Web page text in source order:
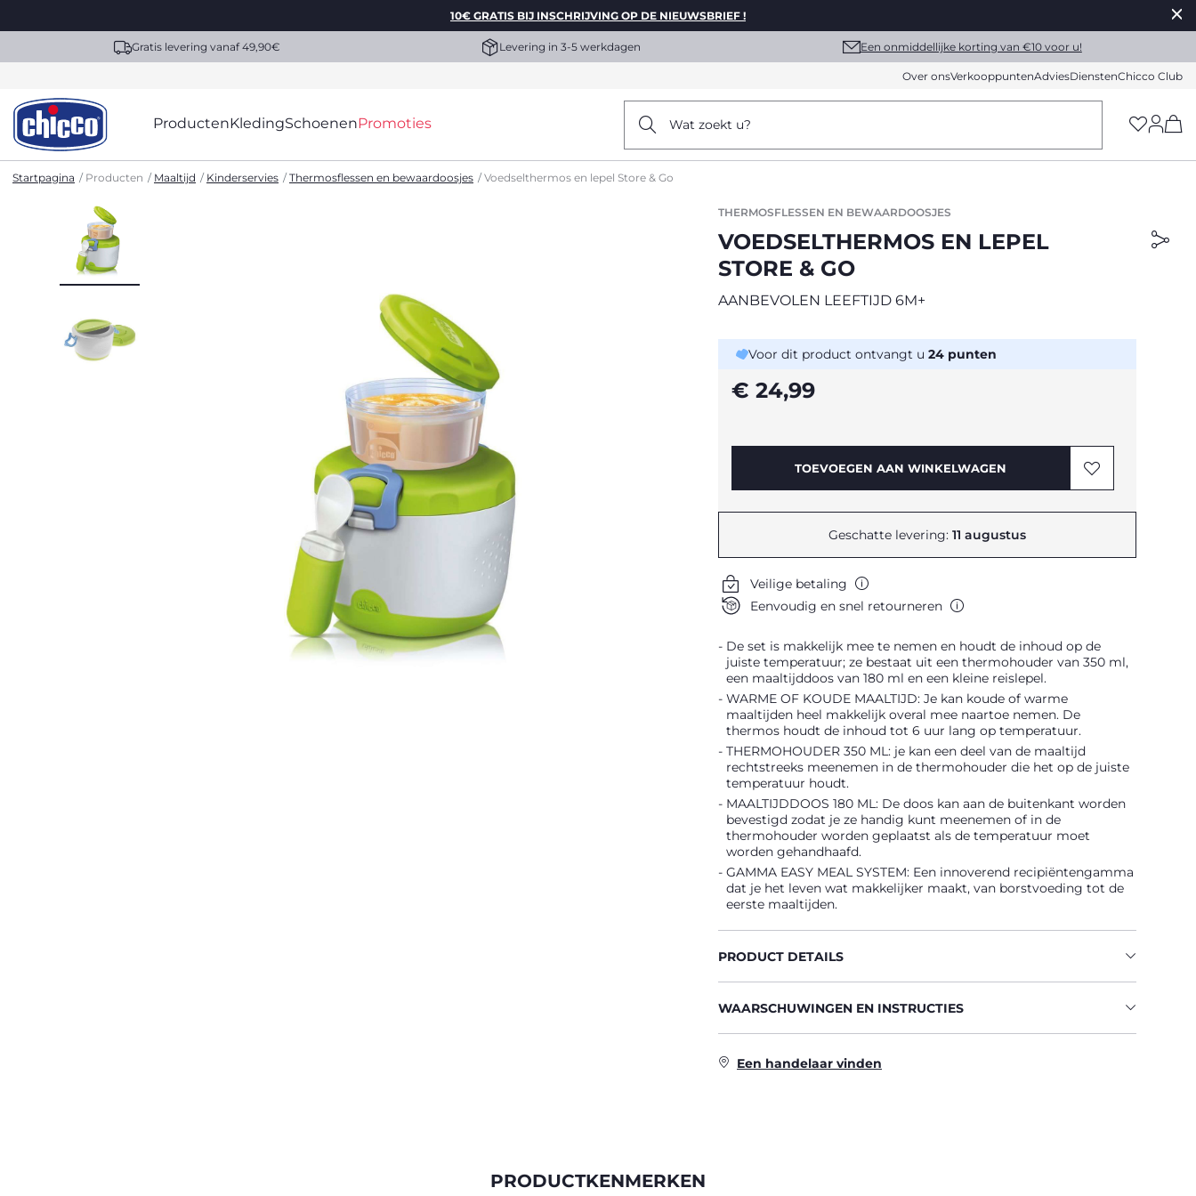
10€ GRATIS BIJ INSCHRIJVING OP DE NIEUWSBRIEF !
Gratis levering vanaf 49,90€ Levering in 3-5 werkdagen Een onmiddellijke korting van €10 voor u!
Over onsVerkooppuntenAdviesDienstenChicco Club
ProductenKledingSchoenenPromoties Wat zoekt u?
Startpagina Producten Maaltijd Kinderservies Thermosflessen en bewaardoosjes Voedselthermos en lepel Store & Go
THERMOSFLESSEN EN BEWAARDOOSJES
VOEDSELTHERMOS EN LEPEL
STORE & GO
AANBEVOLEN LEEFTIJD 6M+
Voor dit product ontvangt u 24 punten
€ 24,99
TOEVOEGEN AAN WINKELWAGEN
Geschatte levering: 11 augustus
Veilige betaling
Eenvoudig en snel retourneren
De set is makkelijk mee te nemen en houdt de inhoud op de
juiste temperatuur; ze bestaat uit een thermohouder van 350 ml,
een maaltijddoos van 180 ml en een kleine reislepel.
WARME OF KOUDE MAALTIJD: Je kan koude of warme
maaltijden heel makkelijk overal mee naartoe nemen. De
thermos houdt de inhoud tot 6 uur lang op temperatuur.
THERMOHOUDER 350 ML: je kan een deel van de maaltijd
rechtstreeks meenemen in de thermohouder die het op de juiste
temperatuur houdt.
MAALTIJDDOOS 180 ML: De doos kan aan de buitenkant worden
bevestigd zodat je ze handig kunt meenemen of in de
thermohouder worden geplaatst als de temperatuur moet
worden gehandhaafd.
GAMMA EASY MEAL SYSTEM: Een innoverend recipiëntengamma
dat je het leven wat makkelijker maakt, van borstvoeding tot de
eerste maaltijden.
PRODUCT DETAILS
WAARSCHUWINGEN EN INSTRUCTIES
Een handelaar vinden
PRODUCTKENMERKEN